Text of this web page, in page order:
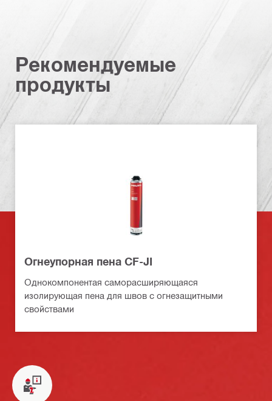
Рекомендуемые
продукты
Огнеупорная пена CF-JI
Однокомпонентая саморасширяющаяся
изолирующая пена для швов с огнезащитными
свойствами